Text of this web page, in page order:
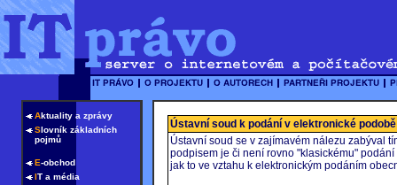
Aktuality a zprávy
Slovník základních
pojmů
E-obchod
IT a média
Ústavní soud k podání v elektronické podobě
Ústavní soud se v zajímavém nálezu zabýval
podpisem je či není rovno "klasickému"
jak to ve vztahu k elektronickým podáním